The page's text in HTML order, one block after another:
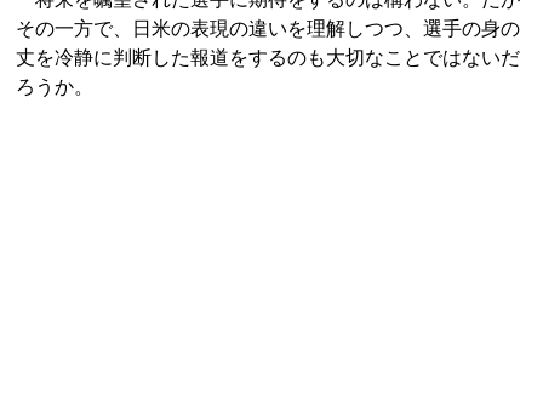
その一方で、日米の表現の違いを理解しつつ、選手の身の
丈を冷静に判断した報道をするのも大切なことではないだ
ろうか。